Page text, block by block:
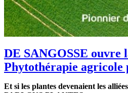
DE SANGOSSE ouvre
Phytothérapie agricole
Et si les plantes devenaient les